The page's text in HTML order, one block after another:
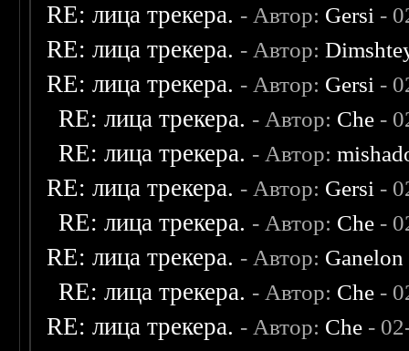
RE: лица трекера. - Автор: Gersi -
RE: лица трекера. - Автор:
RE: лица трекера. - Автор: Gersi -
RE: лица трекера. - Автор: Che -
RE: лица трекера. - Автор:
RE: лица трекера. - Автор: Gersi -
RE: лица трекера. - Автор: Che -
RE: лица трекера. - Автор: Ganelon
RE: лица трекера. - Автор: Che -
RE: лица трекера. - Автор: Che -